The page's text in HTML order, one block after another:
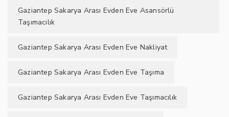
Gaziantep Sakarya Arası Evden Eve Asansörlü
Taşımacılık
Gaziantep Sakarya Arası Evden Eve Nakliyat
Gaziantep Sakarya Arası Evden Eve Taşıma
Gaziantep Sakarya Arası Evden Eve Taşımacılık